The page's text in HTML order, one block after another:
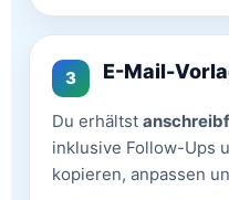
3 E-Mail-
Du erhältst
inklusive Follow-Ups
kopieren, anpassen